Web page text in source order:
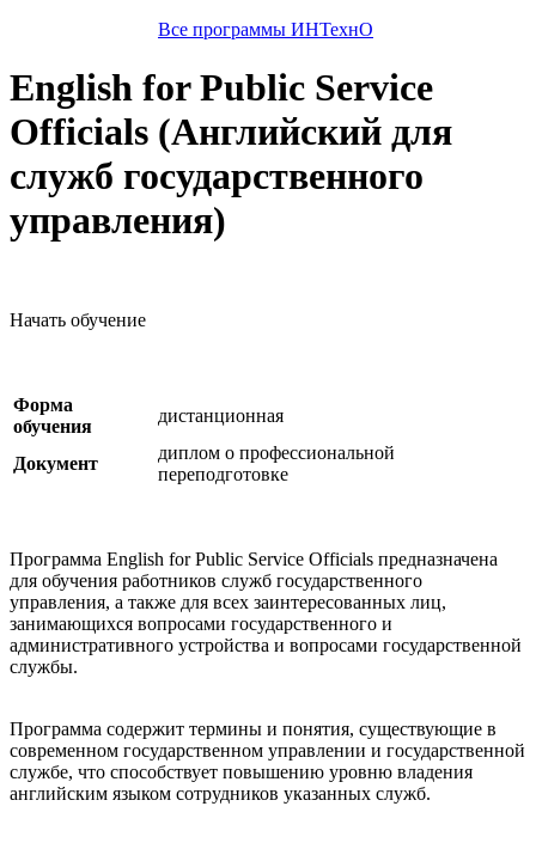
Все программы ИНТехнО
English for Public Service
Officials (Английский для
служб государственного
управления)
Начать обучение
Форма
обучения
дистанционная
Документ
диплом о профессиональной
переподготовке
Программа English for Public Service Officials предназначена
для обучения работников служб государственного
управления, а также для всех заинтересованных лиц,
занимающихся вопросами государственного и
административного устройства и вопросами государственной
службы.
Программа содержит термины и понятия, существующие в
современном государственном управлении и государственной
службе, что способствует повышению уровню владения
английским языком сотрудников указанных служб.